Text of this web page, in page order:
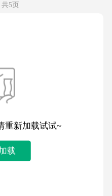
5页
重新加载试试~
载